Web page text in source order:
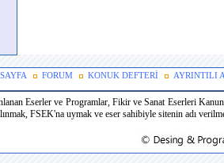
FORUM KONUK DEFTERİ AYRINTILI
Eserler ve Programlar, Fikir ve Sanat Eserleri
FSEK'na uymak ve eser sahibiyle sitenin adı